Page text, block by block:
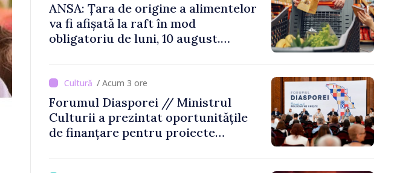
ANSA: Țara de origine a alimentelor
va fi afișată la raft în mod
obligatoriu de luni, 10 august.
/ Acum 3 ore
Forumul Diasporei // Ministrul
Culturii a prezintat oportunitățile
de finanțare pentru proiecte